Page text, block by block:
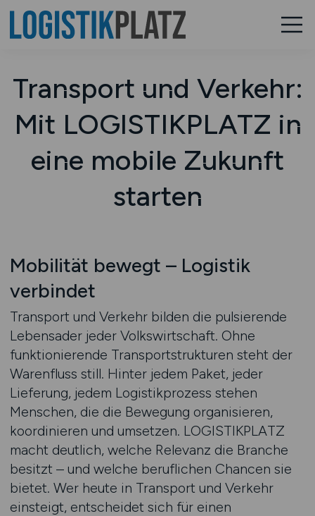
Transport und Verkehr:
Mit LOGISTIKPLATZ in
eine mobile Zukunft
starten
Mobilität bewegt – Logistik
verbindet
Transport und Verkehr bilden die pulsierende
Lebensader jeder Volkswirtschaft. Ohne
funktionierende Transportstrukturen steht der
Warenfluss still. Hinter jedem Paket, jeder
Lieferung, jedem Logistikprozess stehen
Menschen, die die Bewegung organisieren,
koordinieren und umsetzen. LOGISTIKPLATZ
macht deutlich, welche Relevanz die Branche
besitzt – und welche beruflichen Chancen sie
bietet. Wer heute in Transport und Verkehr
einsteigt, entscheidet sich für einen